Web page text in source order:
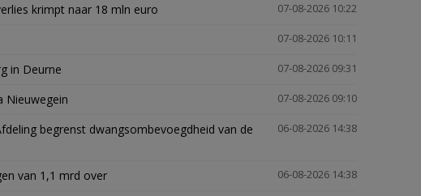
07-08-2026 10:22
krimpt naar 18 mln euro
07-08-2026 10:11
07-08-2026 09:31
in Deurne
07-08-2026 09:10
Nieuwegein
06-08-2026 14:38
begrenst dwangsombevoegdheid van de
06-08-2026 14:38
van 1,1 mrd over